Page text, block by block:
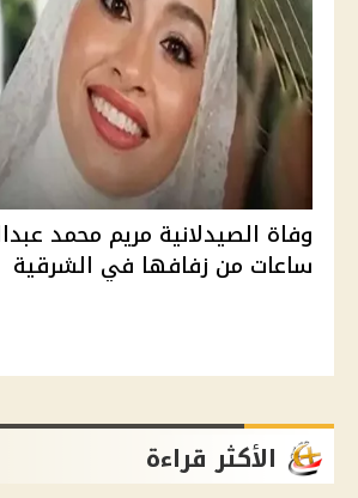
وفاة الصيدلانية مريم محمد
ساعات من زفافها في الشرقية
الأكثر قراءة